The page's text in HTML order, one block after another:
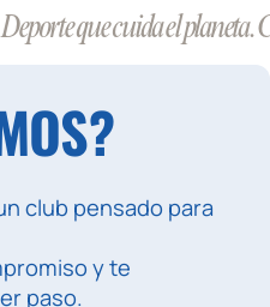
que cuida el planeta.
club pensado para
y te
paso.